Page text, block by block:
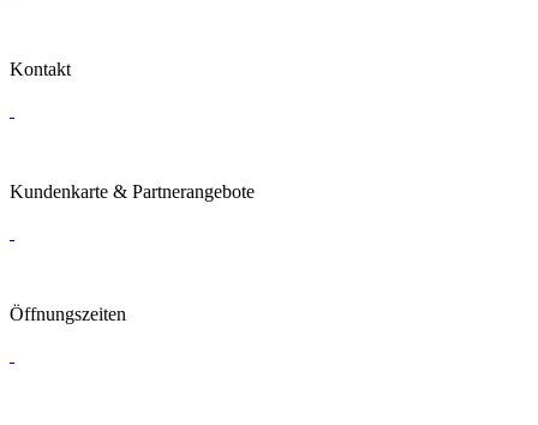
Kontakt
Kundenkarte & Partnerangebote
Öffnungszeiten